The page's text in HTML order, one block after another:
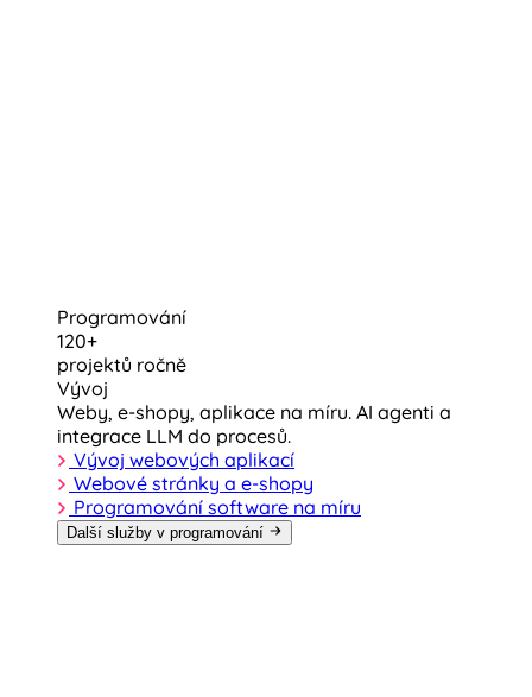
Programování
120+
projektů ročně
Vývoj
Weby, e-shopy, aplikace na míru. AI agenti a
integrace LLM do procesů.
Vývoj webových aplikací
Webové stránky a e-shopy
Programování software na míru
Další služby v programování